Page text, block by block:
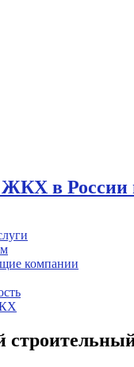
ЖКХ в
компании